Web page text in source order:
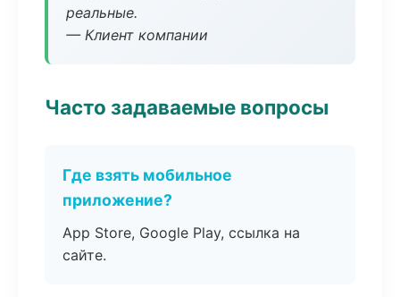
реальные.
— Клиент компании
Часто задаваемые вопросы
Где взять мобильное
приложение?
App Store, Google Play, ссылка на
сайте.